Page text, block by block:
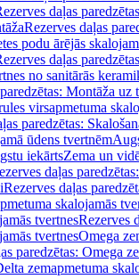
daļas
Rezerves daļas
podu ārējās
daļas
no sanitārās
Montāža uz
virsapmetuma
paredzētas:
ūdens tvertnēm
iekārtsZema un
daļas paredzētas:
Rezerves daļas
skalojamās
tvertnesRezerves
tvertnesOmega
paredzētas: Omega
zemapmetuma